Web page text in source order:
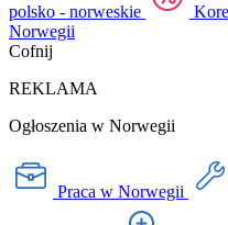
polsko - norweskie
Norwegii
Cofnij
REKLAMA
Ogłoszenia w Norwegii
Praca w Norwegii